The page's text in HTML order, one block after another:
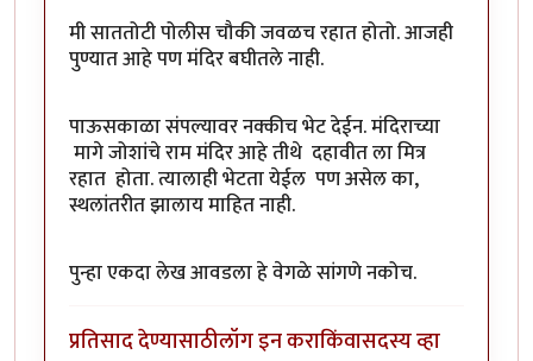
मी साततोटी पोलीस चौकी जवळच रहात होतो. आजही
पुण्यात आहे पण मंदिर बघीतले नाही.
पाऊसकाळा संपल्यावर नक्कीच भेट देईन. मंदिराच्या
मागे जोशांचे राम मंदिर आहे तीथे दहावीत ला मित्र
रहात होता. त्यालाही भेटता येईल पण असेल का,
स्थलांतरीत झालाय माहित नाही.
पुन्हा एकदा लेख आवडला हे वेगळे सांगणे नकोच.
प्रतिसाद देण्यासाठीलॉग इन कराकिंवासदस्य व्हा